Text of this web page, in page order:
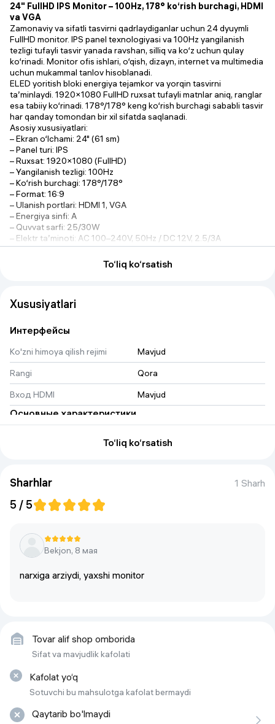
24" FullHD IPS Monitor – 100Hz, 178° ko‘rish burchagi, HDMI
va VGA
Zamonaviy va sifatli tasvirni qadrlaydiganlar uchun 24 dyuymli
FullHD monitor. IPS panel texnologiyasi va 100Hz yangilanish
tezligi tufayli tasvir yanada ravshan, silliq va ko‘z uchun qulay
ko‘rinadi. Monitor ofis ishlari, o‘qish, dizayn, internet va multimedia
uchun mukammal tanlov hisoblanadi.
ELED yoritish bloki energiya tejamkor va yorqin tasvirni
ta’minlaydi. 1920×1080 FullHD ruxsat tufayli matnlar aniq, ranglar
esa tabiiy ko‘rinadi. 178°/178° keng ko‘rish burchagi sababli tasvir
har qanday tomondan bir xil sifatda saqlanadi.
Asosiy xususiyatlari:
– Ekran o‘lchami: 24" (61 sm)
– Panel turi: IPS
– Ruxsat: 1920×1080 (FullHD)
– Yangilanish tezligi: 100Hz
– Ko‘rish burchagi: 178°/178°
– Format: 16:9
– Ulanish portlari: HDMI 1, VGA
– Energiya sinfi: A
– Quvvat sarfi: 25/30W
– Elektr ta’minoti: AC 100–240V, 50Hz / DC 12V, 2.5/3A
– VESA o‘lchami: 75×75
Monitor menyusi rus, ingliz va o‘zbek tillarida ishlaydi. VESA
75×75 o‘lchami orqali devorga yoki maxsus kronshteynga
FullHD IPS monitor – sifat, tezlik va qulaylikni birlashtirgan ideal
To‘liq ko‘rsatish
Xususiyatlari
Интерфейсы
Ko'zni himoya qilish rejimi
Mavjud
Rangi
Qora
Вход HDMI
Mavjud
Основные характеристики
Диагональ
Дисплей
Фильтр синего цвета
Покрытие экрана
Матовое
Частота смены кадров
Яркость
Угол обзора по вертикали
To‘liq ko‘rsatish
Sharhlar 1 Sharh
5 / 5
Bekjon, 8 мая
narxiga arziydi, yaxshi monitor
Tovar alif shop omborida
Sifat va mavjudlik kafolati
Kafolat yo‘q
Sotuvchi bu mahsulotga kafolat bermaydi
Qaytarib bo'lmaydi